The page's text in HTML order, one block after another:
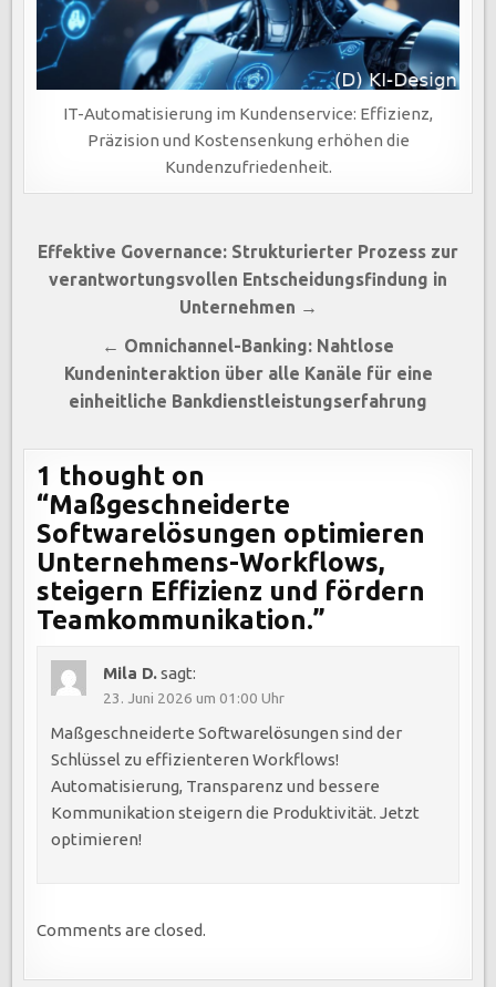
IT-Automatisierung im Kundenservice: Effizienz,
Präzision und Kostensenkung erhöhen die
Kundenzufriedenheit.
Beitragsnavigation
Effektive Governance: Strukturierter Prozess zur
verantwortungsvollen Entscheidungsfindung in
Unternehmen →
← Omnichannel-Banking: Nahtlose
Kundeninteraktion über alle Kanäle für eine
einheitliche Bankdienstleistungserfahrung
1 thought on
“Maßgeschneiderte
Softwarelösungen optimieren
Unternehmens-Workflows,
steigern Effizienz und fördern
Teamkommunikation.”
Mila D.sagt:
23. Juni 2026 um 01:00 Uhr
Maßgeschneiderte Softwarelösungen sind der
Schlüssel zu effizienteren Workflows!
Automatisierung, Transparenz und bessere
Kommunikation steigern die Produktivität. Jetzt
optimieren!
Comments are closed.